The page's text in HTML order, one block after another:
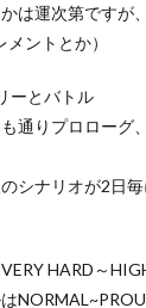
は運次第ですが
ントとか）
ーとバトル
通りプロローグ
シナリオが2日毎
HARD～HIGH